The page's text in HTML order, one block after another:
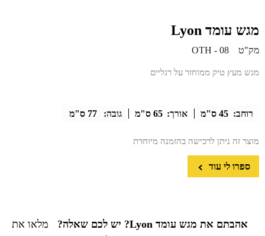
מגש עומד Lyon
מק"ט OTH - 08
מגש מעץ טיק ממוחזר על רגליים
רוחב: 45 ס"מ אורך: 65 ס"מ גובה: 77 ס"מ
מוצר זה ניתן לרכישה בהזמנה מיוחדת
ספרו לי עוד
אהבתם את מגש עומד Lyon? יש לכם שאלה?
מלאו את